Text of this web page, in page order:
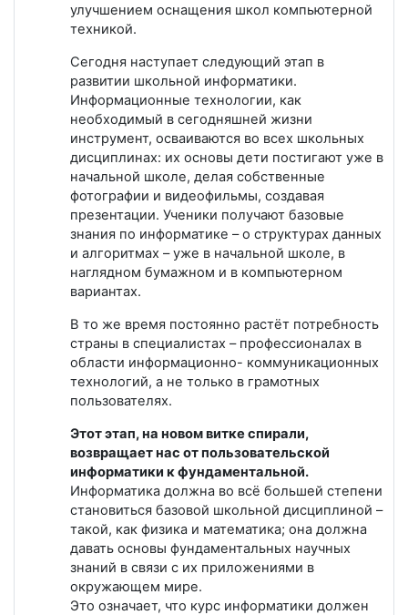
улучшением оснащения школ компьютерной
техникой.
Сегодня наступает следующий этап в
развитии школьной информатики.
Информационные технологии, как
необходимый в сегодняшней жизни
инструмент, осваиваются во всех школьных
дисциплинах: их основы дети постигают уже в
начальной школе, делая собственные
фотографии и видеофильмы, создавая
презентации. Ученики получают базовые
знания по информатике – о структурах данных
и алгоритмах – уже в начальной школе, в
наглядном бумажном и в компьютерном
вариантах.
В то же время постоянно растёт потребность
страны в специалистах – профессионалах в
области информационно- коммуникационных
технологий, а не только в грамотных
пользователях.
Этот этап, на новом витке спирали,
возвращает нас от пользовательской
информатики к фундаментальной.
Информатика должна во всё большей степени
становиться базовой школьной дисциплиной –
такой, как физика и математика; она должна
давать основы фундаментальных научных
знаний в связи с их приложениями в
окружающем мире.
Это означает, что курс информатики должен